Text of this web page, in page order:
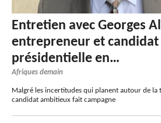
Entretien avec Georges
entrepreneur et candidat
présidentielle en…
Afriques demain
Malgré les incertitudes qui planent autour de la
candidat ambitieux fait campagne